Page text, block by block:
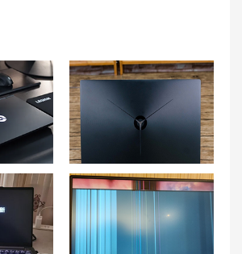
联想拯救者Y9000K笔记本进水应急处理技巧分享！ 【解决方案】联想拯救者Y7000P笔记本屏幕黑屏问题应对方法汇总